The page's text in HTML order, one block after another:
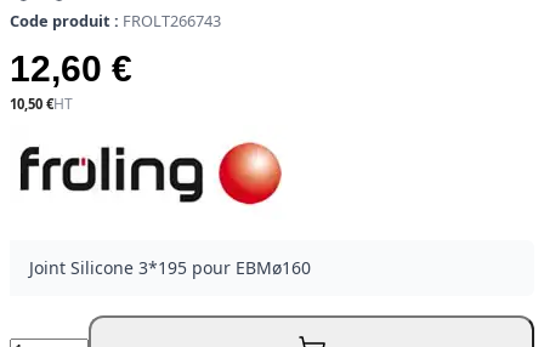
Code produit : FROLT266743
12,60 €
10,50 €
Joint Silicone 3*195 pour EBMø160